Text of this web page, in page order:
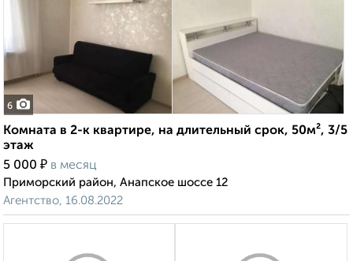
6
Комната в 2-к квартире, на длительный срок, 50м², 3/5
этаж
5 000 ₽ в месяц
Приморский район, Анапское шоссе 12
Агентство, 16.08.2022